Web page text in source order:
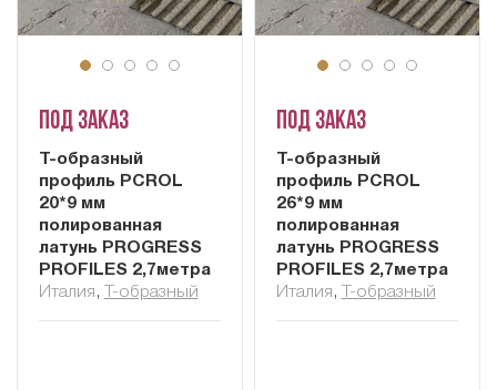
Под заказ
Т-образный
профиль PCROL
20*9 мм
полированная
латунь PROGRESS
PROFILES 2,7метра
Италия , Т-образный
Под заказ
Т-образный
профиль PCROL
26*9 мм
полированная
латунь PROGRESS
PROFILES 2,7метра
Италия , Т-образный